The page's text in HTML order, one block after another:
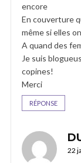
encore
En couverture
même si elles
A quand des
Je suis
copines!
Merci
RÉPONSE
22